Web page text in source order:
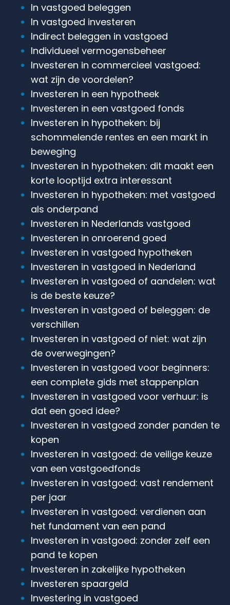
In vastgoed beleggen
In vastgoed investeren
Indirect beleggen in vastgoed
Individueel vermogensbeheer
Investeren in commercieel vastgoed:
wat zijn de voordelen?
Investeren in een hypotheek
Investeren in een vastgoed fonds
Investeren in hypotheken: bij
schommelende rentes en een markt in
beweging
Investeren in hypotheken: dit maakt een
korte looptijd extra interessant
Investeren in hypotheken: met vastgoed
als onderpand
Investeren in Nederlands vastgoed
Investeren in onroerend goed
Investeren in vastgoed hypotheken
Investeren in vastgoed in Nederland
Investeren in vastgoed of aandelen: wat
is de beste keuze?
Investeren in vastgoed of beleggen: de
verschillen
Investeren in vastgoed of niet: wat zijn
de overwegingen?
Investeren in vastgoed voor beginners:
een complete gids met stappenplan
Investeren in vastgoed voor verhuur: is
dat een goed idee?
Investeren in vastgoed zonder panden te
kopen
Investeren in vastgoed: de veilige keuze
van een vastgoedfonds
Investeren in vastgoed: vast rendement
per jaar
Investeren in vastgoed: verdienen aan
het fundament van een pand
Investeren in vastgoed: zonder zelf een
pand te kopen
Investeren in zakelijke hypotheken
Investeren spaargeld
Investering in vastgoed